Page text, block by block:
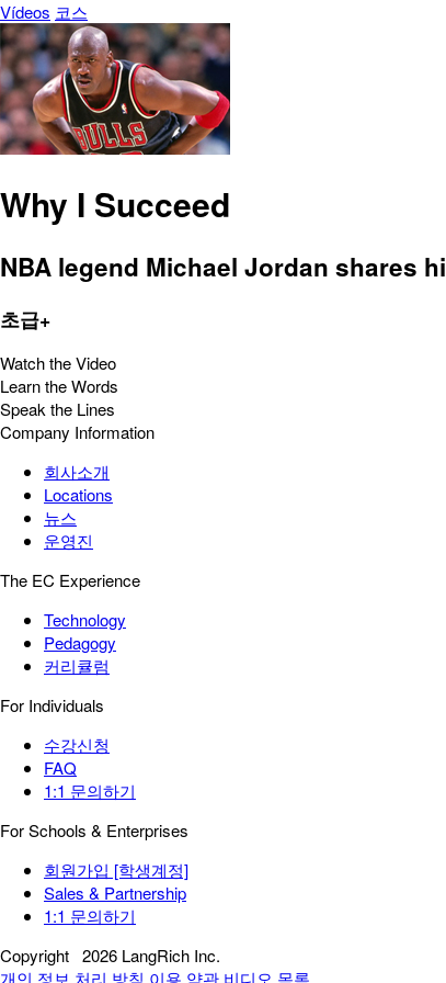
Vídeos 코스
Why I Succeed
NBA legend Michael Jordan shares
초급+
Watch the Video
Learn the Words
Speak the Lines
Company Information
회사소개
Locations
뉴스
운영진
The EC Experience
Technology
Pedagogy
커리큘럼
For Individuals
수강신청
FAQ
1:1 문의하기
For Schools & Enterprises
회원가입 [학생계정]
Sales & Partnership
1:1 문의하기
Copyright 2026 LangRich Inc.